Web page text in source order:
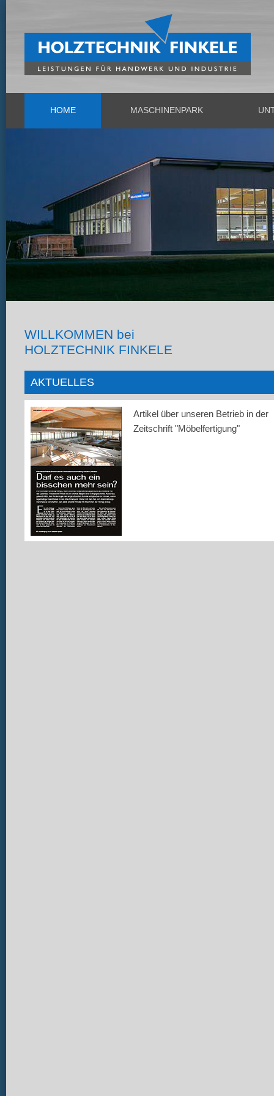
HOME MASCHINENPARK
WILLKOMMEN bei
HOLZTECHNIK FINKELE
AKTUELLES
Artikel über unseren Betrieb in der
Zeitschrift "Möbelfertigung"